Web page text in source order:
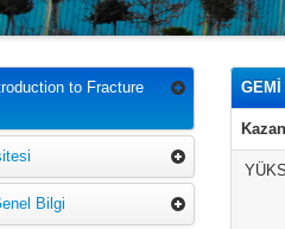
to Fracture
Bilgi
GEMİ